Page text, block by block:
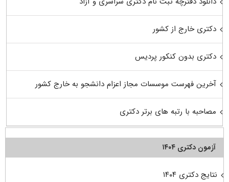
دکتری خارج از کشور
دکتری بدون کنکور پردیس
آخرین فهرست موسسات مجاز اعزام دانشجو به خارج کشور
مصاحبه با رتبه های برتر دکتری
آزمون دکتری ۱۴۰۴
نتایج دکتری ۱۴۰۴